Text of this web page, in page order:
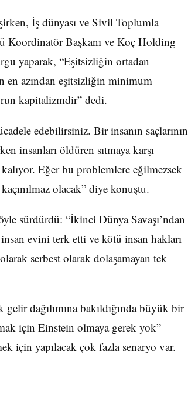
İş dünyası ve Sivil Toplumla
Koordinatör Başkanı ve Koç Holding
yaparak, “Eşitsizliğin ortadan
en azından eşitsizliğin minimum
kapitalizmdir” dedi.
edebilirsiniz. Bir insanın saçlarının
insanları öldüren sıtmaya karşı
Eğer bu problemlere eğilmezsek
olacak” diye konuştu.
sürdürdü: “İkinci Dünya Savaşı’ndan
evini terk etti ve kötü insan hakları
serbest olarak dolaşamayan tek
dağılımına bakıldığında büyük bir
için Einstein olmaya gerek yok”
için yapılacak çok fazla senaryo var.